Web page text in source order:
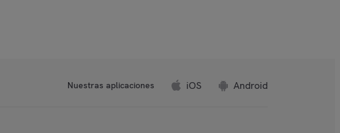
Nuestras aplicaciones iOS Android